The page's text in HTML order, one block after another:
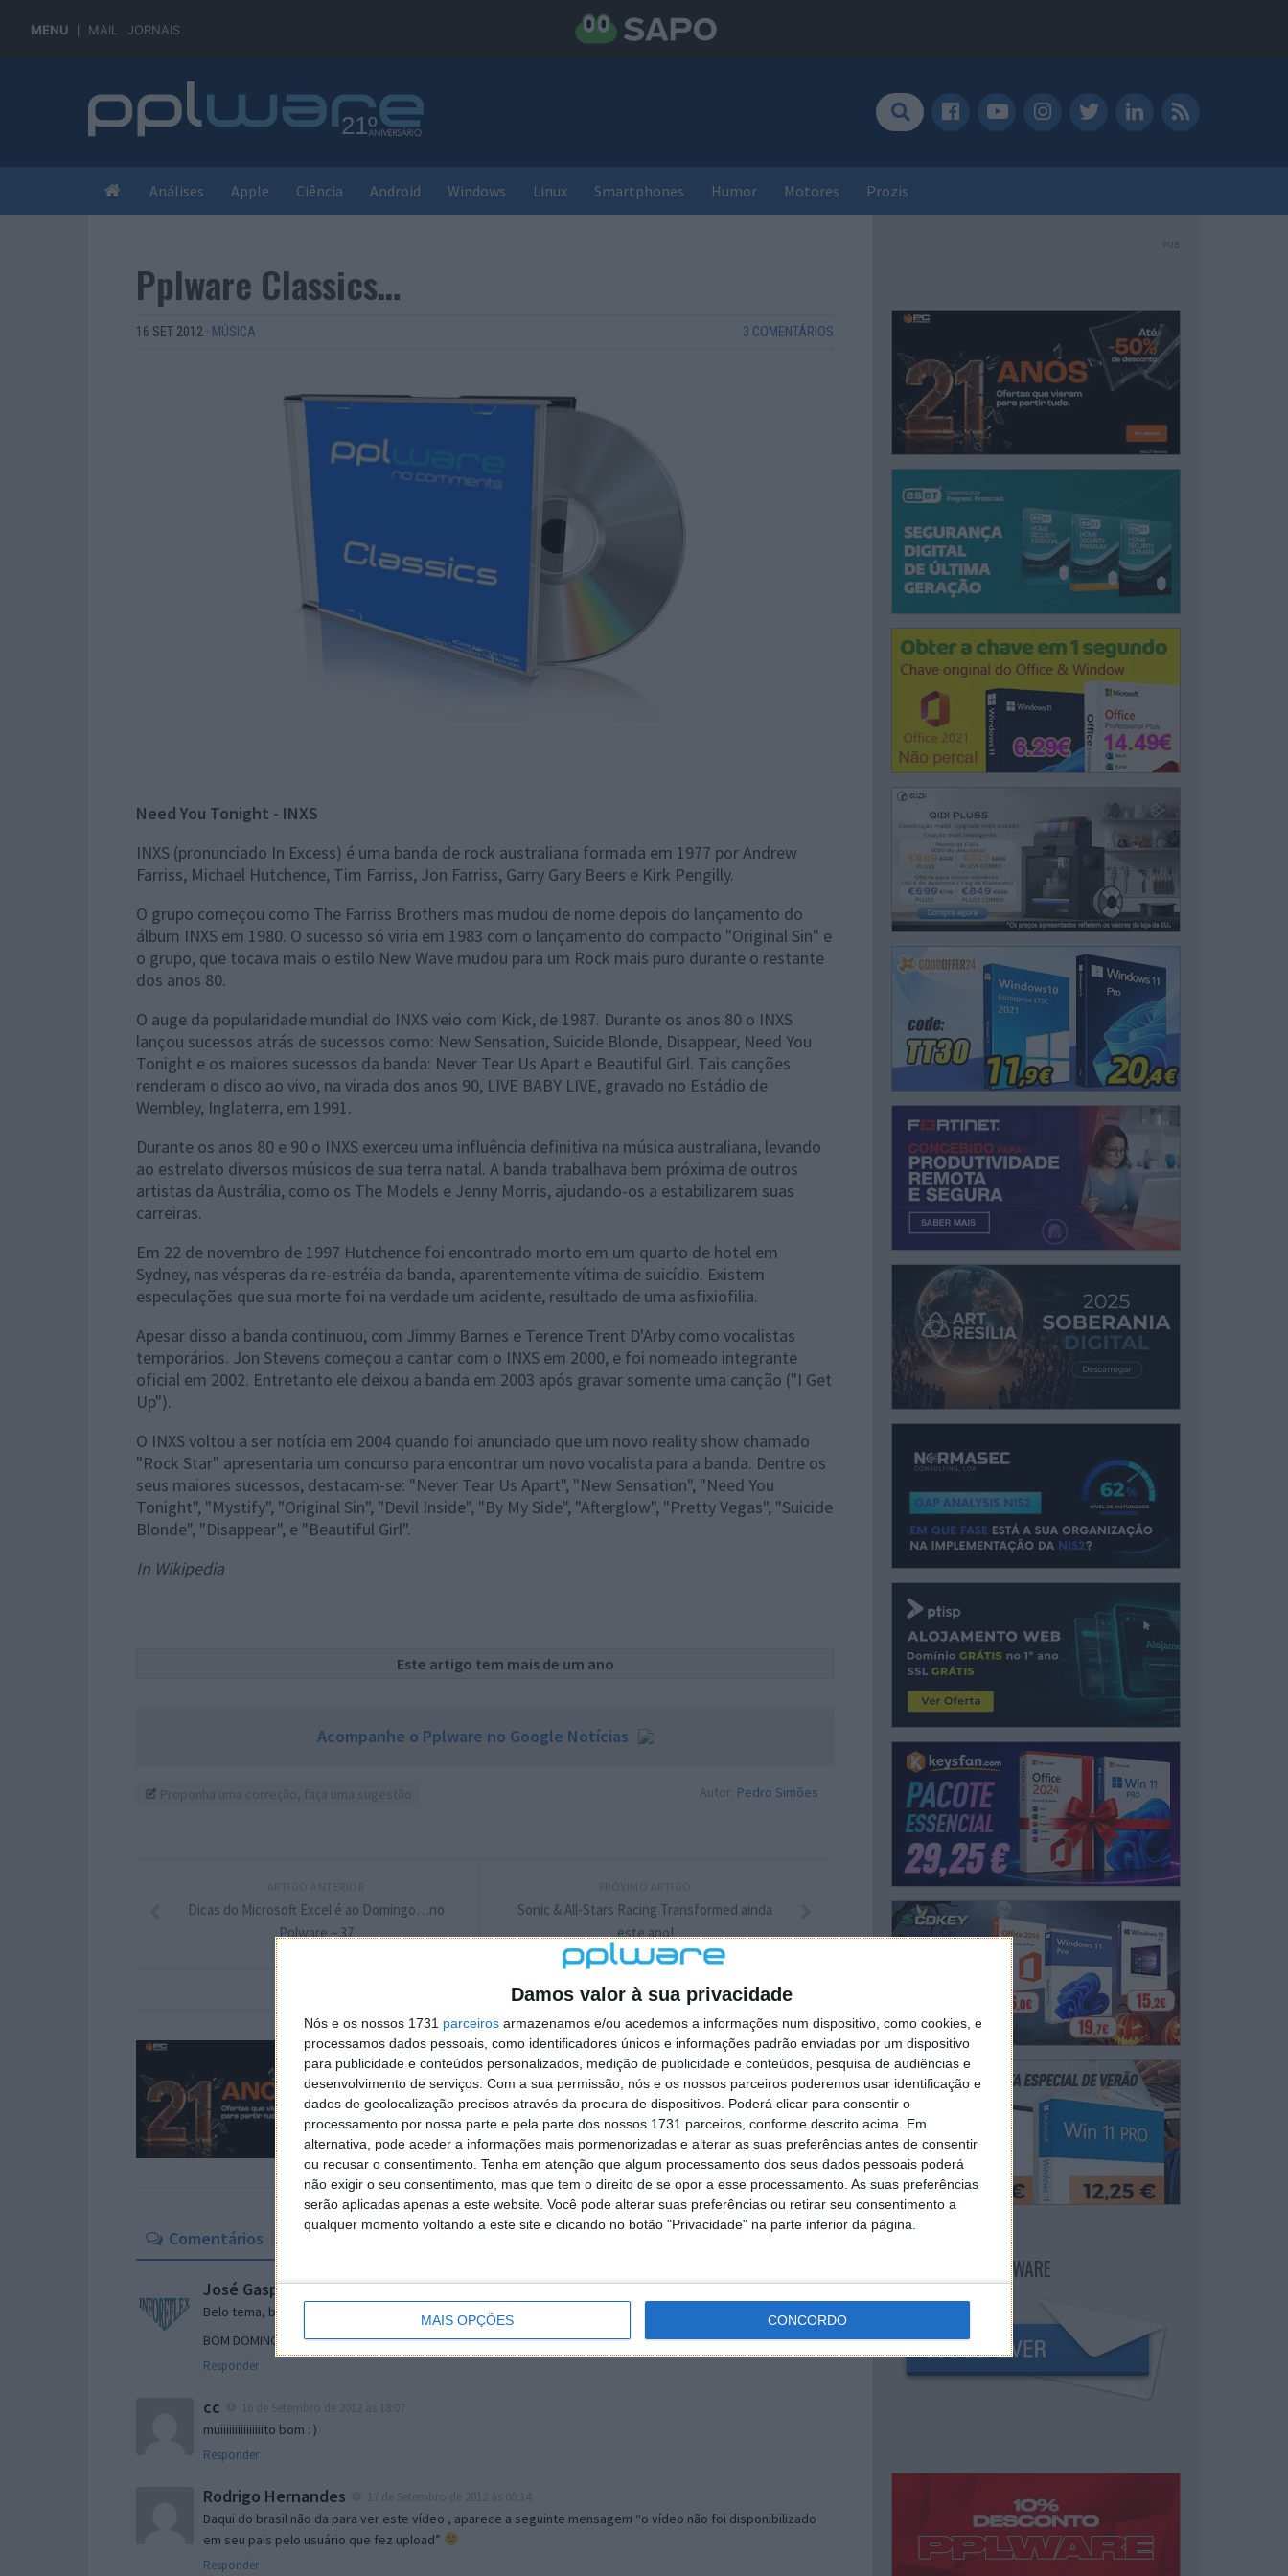
Damos valor à sua privacidade
Nós e os nossos 1731 parceiros armazenamos e/ou acedemos a informações num dispositivo, como cookies, e
processamos dados pessoais, como identificadores únicos e informações padrão enviadas por um dispositivo
para publicidade e conteúdos personalizados, medição de publicidade e conteúdos, pesquisa de audiências e
desenvolvimento de serviços. Com a sua permissão, nós e os nossos parceiros poderemos usar identificação e
dados de geolocalização precisos através da procura de dispositivos. Poderá clicar para consentir o
processamento por nossa parte e pela parte dos nossos 1731 parceiros, conforme descrito acima. Em
alternativa, pode aceder a informações mais pormenorizadas e alterar as suas preferências antes de consentir
ou recusar o consentimento. Tenha em atenção que algum processamento dos seus dados pessoais poderá
não exigir o seu consentimento, mas que tem o direito de se opor a esse processamento. As suas preferências
serão aplicadas apenas a este website. Você pode alterar suas preferências ou retirar seu consentimento a
qualquer momento voltando a este site e clicando no botão "Privacidade" na parte inferior da página.
MAIS OPÇÕES CONCORDO
MENU MAIL JORNAIS
Análises Apple Ciência Android Windows Linux Smartphones Humor Motores Prozis
Pplware Classics…
16 SET 2012 · MÚSICA 3 COMENTÁRIOS
Need You Tonight - INXS
INXS (pronunciado In Excess) é uma banda de rock australiana formada em 1977 por Andrew
Farriss, Michael Hutchence, Tim Farriss, Jon Farriss, Garry Gary Beers e Kirk Pengilly.
O grupo começou como The Farriss Brothers mas mudou de nome depois do lançamento do
álbum INXS em 1980. O sucesso só viria em 1983 com o lançamento do compacto "Original Sin" e
o grupo, que tocava mais o estilo New Wave mudou para um Rock mais puro durante o restante
dos anos 80.
O auge da popularidade mundial do INXS veio com Kick, de 1987. Durante os anos 80 o INXS
lançou sucessos atrás de sucessos como: New Sensation, Suicide Blonde, Disappear, Need You
Tonight e os maiores sucessos da banda: Never Tear Us Apart e Beautiful Girl. Tais canções
renderam o disco ao vivo, na virada dos anos 90, LIVE BABY LIVE, gravado no Estádio de
Wembley, Inglaterra, em 1991.
Durante os anos 80 e 90 o INXS exerceu uma influência definitiva na música australiana, levando
ao estrelato diversos músicos de sua terra natal. A banda trabalhava bem próxima de outros
artistas da Austrália, como os The Models e Jenny Morris, ajudando-os a estabilizarem suas
carreiras.
Em 22 de novembro de 1997 Hutchence foi encontrado morto em um quarto de hotel em
Sydney, nas vésperas da re-estréia da banda, aparentemente vítima de suicídio. Existem
especulações que sua morte foi na verdade um acidente, resultado de uma asfixiofilia.
Apesar disso a banda continuou, com Jimmy Barnes e Terence Trent D'Arby como vocalistas
temporários. Jon Stevens começou a cantar com o INXS em 2000, e foi nomeado integrante
oficial em 2002. Entretanto ele deixou a banda em 2003 após gravar somente uma canção ("I Get
Up").
O INXS voltou a ser notícia em 2004 quando foi anunciado que um novo reality show chamado
"Rock Star" apresentaria um concurso para encontrar um novo vocalista para a banda. Dentre os
seus maiores sucessos, destacam-se: "Never Tear Us Apart", "New Sensation", "Need You
Tonight", "Mystify", "Original Sin", "Devil Inside", "By My Side", "Afterglow", "Pretty Vegas", "Suicide
Blonde", "Disappear", e "Beautiful Girl".
In Wikipedia
Este artigo tem mais de um ano
Acompanhe o Pplware no Google Notícias
Autor: Pedro Simões
Sonic & All-Stars Racing Transformed ainda
este ano!
Dicas do Microsoft Excel é ao Domingo…no
Pplware – 37
Comentários
José Gaspar 16 de Setembro de 2012 às 16:13
Belo tema, belo classico…!!!
BOM DOMINGO PARA TODOS.!!!
Responder
cc
muiiiiiiiiiiiiiiito bom : )
Responder
Rodrigo Hernandes
Daqui do brasil não da para ver este vídeo , aparece a seguinte mensagem “o vídeo não foi disponibilizado
em seu pais pelo usuário que fez upload”
Responder
PUB
NEWSLETTER PPLWARE